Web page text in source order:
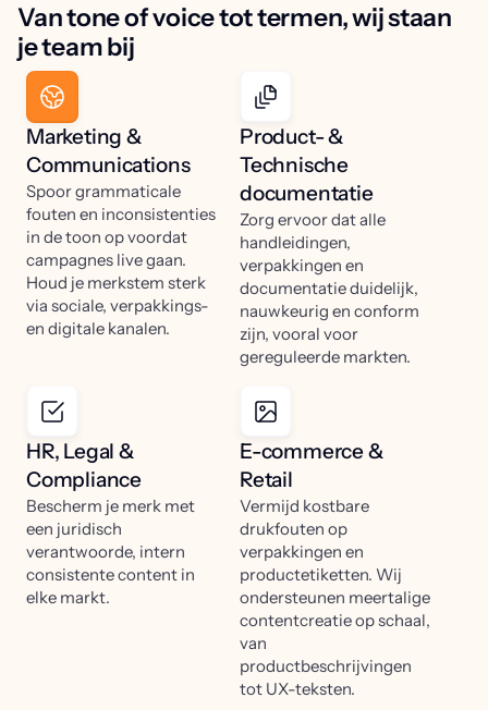
Van tone of voice tot termen, wij staan
je team bij
Marketing &
Communications
Spoor grammaticale
fouten en inconsistenties
in de toon op voordat
campagnes live gaan.
Houd je merkstem sterk
via sociale, verpakkings-
en digitale kanalen.
Product- &
Technische
documentatie
Zorg ervoor dat alle
handleidingen,
verpakkingen en
documentatie duidelijk,
nauwkeurig en conform
zijn, vooral voor
gereguleerde markten.
HR, Legal &
Compliance
Bescherm je merk met
een juridisch
verantwoorde, intern
consistente content in
elke markt.
E-commerce &
Retail
Vermijd kostbare
drukfouten op
verpakkingen en
productetiketten. Wij
ondersteunen meertalige
contentcreatie op schaal,
van
productbeschrijvingen
tot UX-teksten.